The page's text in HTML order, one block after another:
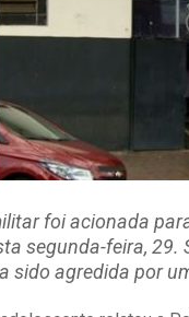
foi acionada
segunda-feira, 29.
sido agredida por